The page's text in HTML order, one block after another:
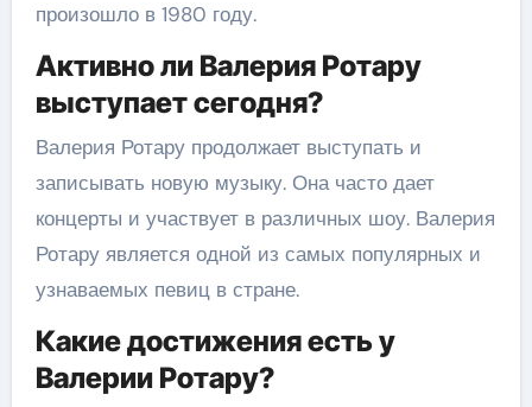
произошло в 1980 году.
Активно ли Валерия Ротару
выступает сегодня?
Валерия Ротару продолжает выступать и
записывать новую музыку. Она часто дает
концерты и участвует в различных шоу. Валерия
Ротару является одной из самых популярных и
узнаваемых певиц в стране.
Какие достижения есть у
Валерии Ротару?